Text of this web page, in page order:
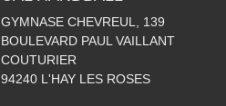
GYMNASE CHEVREUL, 139
BOULEVARD PAUL VAILLANT
COUTURIER
94240 L'HAY LES ROSES